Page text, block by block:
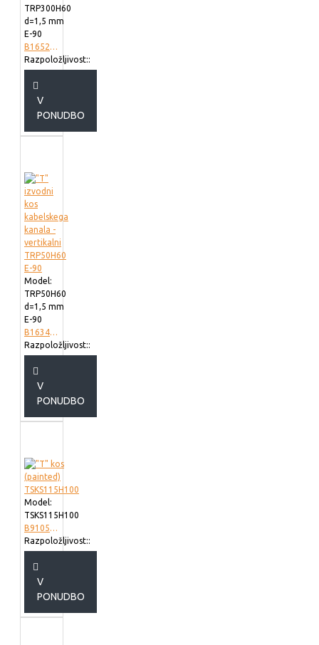
TRP300H60
d=1,5 mm
E-90
B165230
Razpoložljivost::
V
PONUDBO
Model:
TRP50H60
d=1,5 mm
E-90
B163423
Razpoložljivost::
V
PONUDBO
Model:
TSKS115H100
B910511
Razpoložljivost::
V
PONUDBO